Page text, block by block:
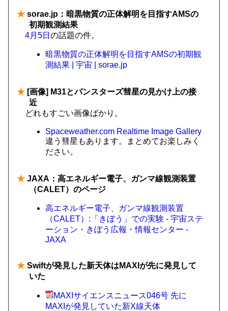
★ sorae.jp：暗黒物質の正体解明を目指すAMSの
初期観測結果
4月5日 の話題の件。
暗黒物質の正体解明を目指すAMSの初期観
測結果 | 宇宙 | sorae.jp
★ [画像] M31とパンスターズ彗星の見かけ上の接
近
どれもすごい画像ばかり。
Spaceweather.com Realtime Image Gallery
違う彗星もあります。まとめてお楽しみく
ださい。
★ JAXA：高エネルギー電子、ガンマ線観測装置
（CALET）のページ
高エネルギー電子、ガンマ線観測装置
（CALET）:「きぼう」での実験 - 宇宙ステ
ーション・きぼう広報・情報センター -
JAXA
★ Swiftが発見した新天体はMAXIが先に発見して
いた
MAXIサイエンスニュース046号 先に
MAXIが発見していた新X線天体